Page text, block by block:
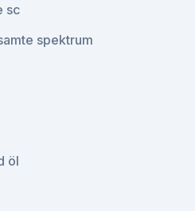
sc
spektrum
öl